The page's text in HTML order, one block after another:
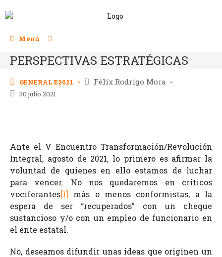
Menú
PERSPECTIVAS ESTRATÉGICAS
GENERAL E2021 Félix Rodrigo Mora
30 julio 2021
Ante el V Encuentro Transformación/Revolución
Integral, agosto de 2021, lo primero es afirmar la
voluntad de quienes en ello estamos de luchar
para vencer. No nos quedaremos en críticos
vociferantes[1] más o menos conformistas, a la
espera de ser “recuperados” con un cheque
sustancioso y/o con un empleo de funcionario en
el ente estatal.
No, deseamos difundir unas ideas que originen un